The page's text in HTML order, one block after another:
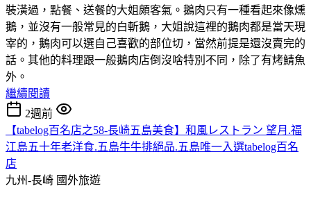
裝潢過，點餐、送餐的大姐頗客氣。鵝肉只有一種看起來像燻
鵝，並沒有一般常見的白斬鵝，大姐說這裡的鵝肉都是當天現
宰的，鵝肉可以選自己喜歡的部位切，當然前提是還沒賣完的
話。其他的料理跟一般鵝肉店倒沒啥特別不同，除了有烤鯖魚
外。
繼續閱讀
2週前
【tabelog百名店之58-長崎五島美食】和風レストラン 望月.福
江島五十年老洋食.五島牛牛排絕品.五島唯一入選tabelog百名
店
九州-長崎 國外旅遊